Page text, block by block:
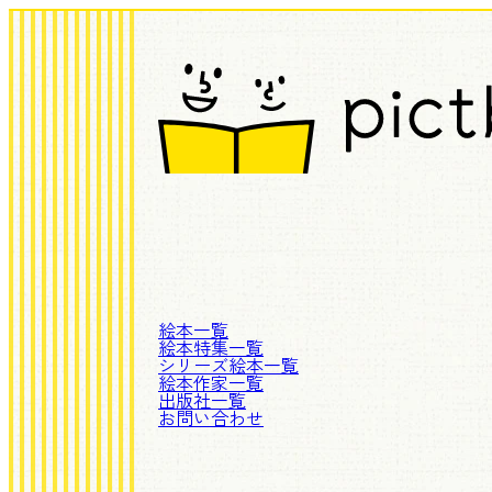
絵本一覧
絵本特集一覧
シリーズ絵本一覧
絵本作家一覧
出版社一覧
お問い合わせ